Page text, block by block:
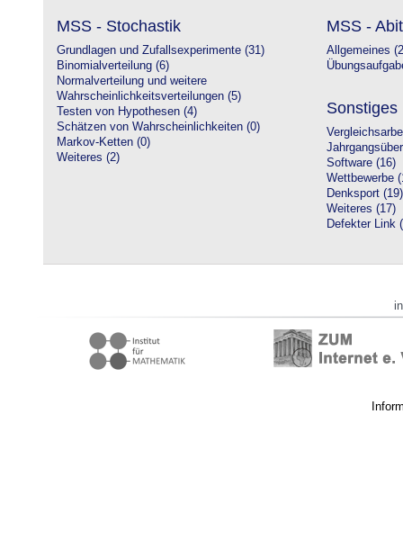
MSS - Stochastik
Grundlagen und Zufallsexperimente (31)
Binomialverteilung (6)
Normalverteilung und weitere
Wahrscheinlichkeitsverteilungen (5)
Testen von Hypothesen (4)
Schätzen von Wahrscheinlichkeiten (0)
Markov-Ketten (0)
Weiteres (2)
MSS -
Allgemeines
Sonstiges
Software (16)
Wettbewerbe
Denksport (19)
Weiteres (17)
Defekter Link